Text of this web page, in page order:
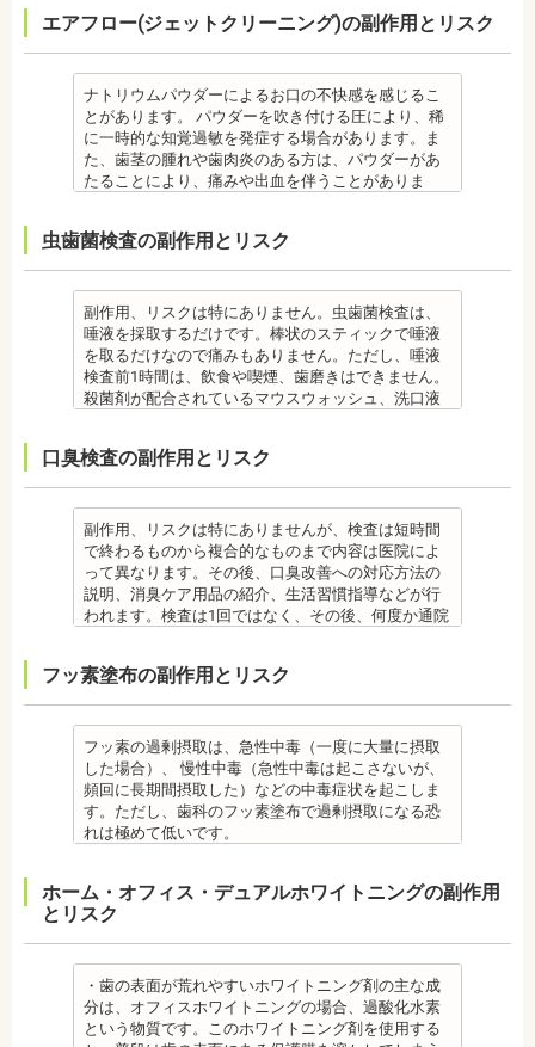
・固いものが一時的に噛めなくなることがありま
す。また、ガムや餅など、装置に引っかかるものが
食べられなくなることもあります。
・装置が壊れることがあります。その際は歯科医師
に相談してください。
・個人差がありますが、矯正装置にかなりのストレ
スを受ける患者さんもいます。
・矯正中は、器具を装着するため、食べかすが詰ま
了まで治療できません。）
・虫歯や歯周炎が発生すると一旦、装置を取り外し
て歯科医院で治療をする場合もあります。
・患者様が、取り外しできる矯正装置や補助装置の
装着時間を守っていなかったり、定期的な来院がで
きなかったりした場合は、治療期間が延びる可能性
があります。
・特殊な噛み合わせ、骨の硬さ、歯のかたちの場合
癖が改善されない場合は、治療期間が延びることが
療」を終えて歯並びが改善されても、まだ歯が元の
位置に戻ろうとする傾向があるため、一定期間動か
した歯を正しい位置にとどめておく保定が必要で
す。歯の位置が安定するまでの保定期間には個人差
があるので、治療後も歯科医師の指示を守ってくだ
さい。
先生
日本大学歯学部口腔外科第２講座大学院卒業
歯学博士（口腔外科学）
日本大学歯学部非常勤講師
社会福祉法人富士白苑理事
期間が長くなる場合があります。
・矯正治療では、歯肉が下がる場合（歯肉退縮）が
あります。特に切歯（せっし：上下前歯各4本）、歯
の凸凹が大きい患者様の場合、発症する事がありま
す。
・個人差により治療期間が数年かかることがありま
す。
・固いものが一時的に噛めなくなります。また、ガ
ムや餅など、装置に引っかかるものが食べられなく
を受診してください。
・個人差があり、かなりのストレスを受ける患者さ
んもいます。
・矯正中は、器具を装着するため、食べかすが詰ま
りやすく虫歯、歯周病を招きやすくなります。（矯
正器具をつけている箇所の虫歯治療は、基本的に矯
正終了まで治療できません。）
・虫歯や歯周炎が発生すると一旦、装置を取り外し
装着時間を守っていなかったり、定期的な来院がで
きなかった場合は、治療期間が延びる場合がありま
す。
・特殊な噛み合わせ、骨の硬さ、歯のかたちの場合
は、治療期間が長くなる場合があります。
・舌で歯を押す癖や、歯並びに悪影響をあたえる癖
が改善されない方は、治療期間が延びる場合があり
ます。
位置に戻ろうとする傾向があるため、一定期間動か
療後も歯科医師の指示を守ってください。
・矯正終了後に矯正箇所が元に戻る場合もありま
す。
監修医情報 医療法人社団日坂会 理事長 日坂充宏
先生
【プロフィール】 日本大学歯学部卒業
歯学博士（口腔外科学）
日本大学歯学部非常勤講師
を進めることができない場合もあります。
・矯正中、頭痛、首や肩のこり、強い倦怠感、吐き
気、不眠など不定愁訴が起こる場合がありますの
で、鎮痛剤、吐き気止め等、歯科医師の指示のもと
服用する場合があります。
・治療中と治療後の見た目に個人差が大きくあらわ
れる治療です。また、歯科医師との見解の相違も起
こりえます。歯科医師とよくご相談ください。
・矯正力が強すぎると、歯の根が短くなる「歯根吸
・歯や骨の状態、歯の動きを妨げる癖があった場
合、虫歯や歯周病の発生など、治療計画よりも治療
期間が長くなる場合があります。
・矯正治療では、歯肉が下がる場合（歯肉退縮）が
あります。特に切歯（せっし：上下前歯各4本）、歯
の凸凹が大きい患者様の場合、発症する事がありま
す。
・個人差により治療期間が数年かかることがありま
す。
なることもあります。
・装置が壊れることがあります。その際は歯科医院
を受診してください。
・個人差があり、かなりのストレスを受ける患者様
もいます。
・矯正中は、器具を装着するため、食べかすが詰ま
りやすく虫歯、歯周病を招きやすくなります。（矯
正器具をつけている箇所の虫歯治療は、基本的に矯
て歯科医院で治療をする場合もあります。
・患者様が、取り外しできる矯正装置や補助装置の
装着時間を守っていなかったり、定期的な来院がで
きなかった場合は、治療期間が延びる場合がありま
す。
・特殊な噛み合わせ、骨の硬さ、歯のかたちの場合
は、治療期間が長くなる場合があります。
・舌で歯を押す癖や、歯並びに悪影響をあたえる癖
・矯正治療で歯を動かして歯並びを整える「動的治
療」を終えて歯並びが改善されても、まだ歯が元の
安定するまでの保定期間には個人差があるので、治
療後も歯科医師の指示を守ってください。
監修医情報 医療法人社団日坂会 理事長 日坂充宏
先生
【プロフィール】
日本大学歯学部卒業
日本大学歯学部口腔外科第２講座大学院卒業
歯学博士（口腔外科学）
日本大学歯学部非常勤講師
社会福祉法人富士白苑理事
防に効果的です。
日本歯科大学新潟生命歯学部卒業
新潟大学医歯学総合病院にて研修
都内歯科医院にて勤務
鳴り響きます。機器は歯石が多い人、広範囲に歯石
が付いている人に使われるのですが、高音が苦手な
人は音を我慢する必要があります。
備考
歯石とは、歯垢が石のように固くなって歯と歯の間
や歯の表面、歯茎と歯の隙間などにこびりついたも
のです。唾液腺開口部の近くにある歯に特に着きや
すく、具体的には「下の前歯の裏側」や「上の奥歯
きません。
単に取り除くことができますが、沈着したまま時間
が経過すると歯石になって歯周病を進行させてしま
います。歯科での歯石除去は、専門の機器を使用
し、歯石を取り除くことができます。
歯石を取り除けば、歯周病の治療となり歯のぐらつ
き、歯茎の出血、口臭などが改善できます。
【プロフィール】
勤務
エアフロー(ジェットクリーニング)の副作用とリスク
ナトリウムパウダーによるお口の不快感を感じるこ
とがあります。 パウダーを吹き付ける圧により、稀
に一時的な知覚過敏を発症する場合があります。ま
た、歯茎の腫れや歯肉炎のある方は、パウダーがあ
たることにより、痛みや出血を伴うことがありま
きれない場合があります。
また、エアフローは外来性の着色は落としますが、
本来の歯の色自体は白くできません。歯自体を白く
したい場合にはホワイトニングが有効です。 着色汚
れはエアフロー後に再付着することもあります。継
続的効果を得るには、定期的な施術が必要です。
エアフローは、着色を落とす審美目的として行われ
るため、健康保険の適用外となり自由診療となりま
フローを受けられない人もいます。
ウダー粒子をジェット噴射で歯に吹き付け、歯にこ
びりついた汚れを落とすことができます。
歯科で主に歯の着色やタバコのヤニ除去の用途とし
て使われていますが、歯周ポケット内の歯周病の細
菌除去にも効果があります。
監修医情報 菊地由利佳先生
日本歯科大学新潟生命歯学部卒業
虫歯菌検査の副作用とリスク
副作用、リスクは特にありません。虫歯菌検査は、
唾液を採取するだけです。棒状のスティックで唾液
を取るだけなので痛みもありません。ただし、唾液
検査前1時間は、飲食や喫煙、歯磨きはできません。
殺菌剤が配合されているマウスウォッシュ、洗口液
また検査1ヶ月以内に抗生物質を使用している場合も
正確な結果が出ないことがあるので時期を延ばす場
合もあります。健康保険の適用外となり自由診療と
なります。
備考
ご自身の唾液の量、性質、虫歯の原因菌の量を知
り、虫歯予防とセルフケア強化を目的とした検査で
す。
・酸性度（酸性になる程歯が溶けやすい）
同時に確認します。
監修医情報 菊地由利佳先生
【プロフィール】
日本歯科大学新潟生命歯学部卒業
新潟大学医歯学総合病院にて研修
都内歯科医院にて勤務
口臭検査の副作用とリスク
副作用、リスクは特にありませんが、検査は短時間
で終わるものから複合的なものまで内容は医院によ
って異なります。その後、口臭改善への対応方法の
説明、消臭ケア用品の紹介、生活習慣指導などが行
われます。検査は1回ではなく、その後、何度か通院
備考
口臭は、体調や病気と関わりがあることも多く、口
臭で悩んでいる場合はその関連性も合わせて検査が
必要です。また、よく食べる食べ物、ブラッシング
不足、喫煙や飲酒などが影響する場合もあるので、
原因がわかれば口臭軽減に向けて指導が行われま
す。
監修医情報 菊地由利佳先生
新潟大学医歯学総合病院にて研修
都内歯科医院にて勤務
フッ素塗布の副作用とリスク
フッ素の過剰摂取は、急性中毒（一度に大量に摂取
した場合）、 慢性中毒（急性中毒は起こさないが、
頻回に長期間摂取した）などの中毒症状を起こしま
す。ただし、歯科のフッ素塗布で過剰摂取になる恐
れは極めて低いです。
（過剰摂取）推定中毒量は、5歳児（体重18Kg）が
週5回法のフッ化物洗口液（0.05％フッ化ナトリウム
溶液）を40人分一度に飲んだ場合に到達（厚生労働
省 フッ化物の急性中毒量 e-ヘルスネット）
また、フッ素を塗った場合でも、ブラッシング不足
や磨き残しがあれば虫歯はできてしまいます。フッ
素は虫歯ができにくくなるだけで、通常の歯ブラ
ホーム・オフィス・デュアルホワイトニングの副作用
とリスク
・歯の表面が荒れやすいホワイトニング剤の主な成
分は、オフィスホワイトニングの場合、過酸化水素
という物質です。このホワイトニング剤を使用する